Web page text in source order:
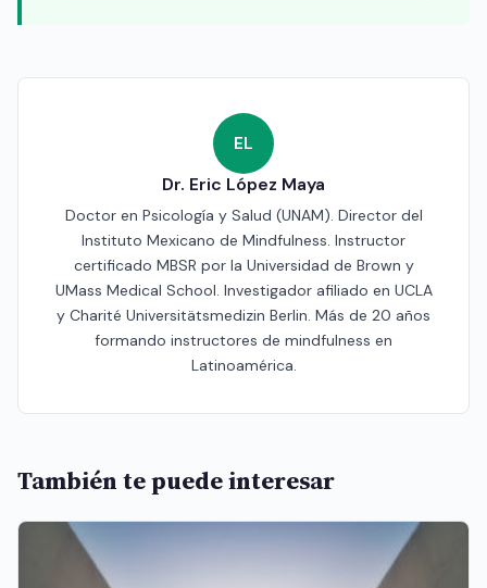
EL
Dr. Eric López Maya
Doctor en Psicología y Salud (UNAM). Director del
Instituto Mexicano de Mindfulness. Instructor
certificado MBSR por la Universidad de Brown y
UMass Medical School. Investigador afiliado en UCLA
y Charité Universitätsmedizin Berlin. Más de 20 años
formando instructores de mindfulness en
Latinoamérica.
También te puede interesar